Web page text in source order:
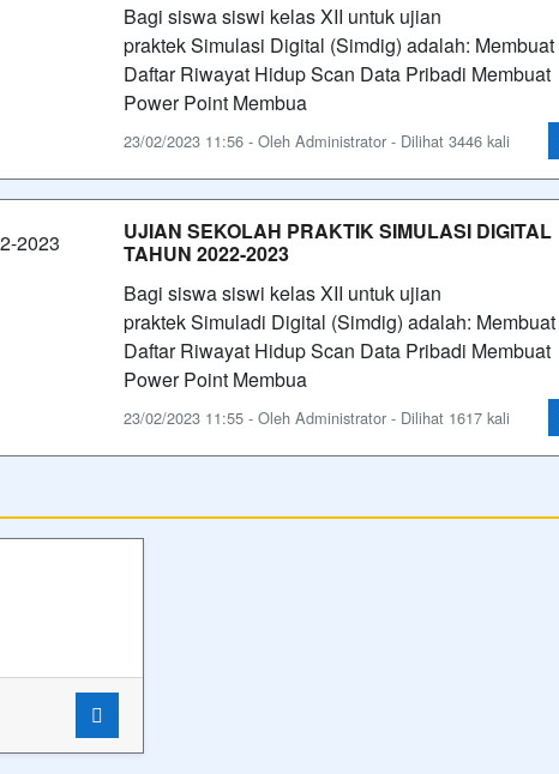
Bagi siswa siswi kelas XII untuk ujian
praktek Simulasi Digital (Simdig) adalah: Membuat
Daftar Riwayat Hidup Scan Data Pribadi Membuat
Power Point Membua
23/02/2023 11:56 - Oleh Administrator - Dilihat 3446 kali
UJIAN SEKOLAH PRAKTIK SIMULASI DIGITAL
TAHUN 2022-2023
Bagi siswa siswi kelas XII untuk ujian
praktek Simuladi Digital (Simdig) adalah: Membuat
Daftar Riwayat Hidup Scan Data Pribadi Membuat
Power Point Membua
23/02/2023 11:55 - Oleh Administrator - Dilihat 1617 kali